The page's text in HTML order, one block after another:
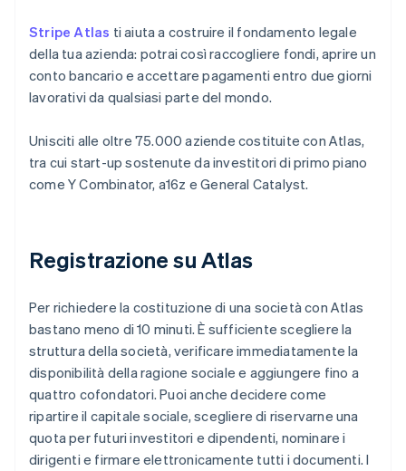
Stripe Atlas ti aiuta a costruire il fondamento legale
della tua azienda: potrai così raccogliere fondi, aprire un
conto bancario e accettare pagamenti entro due giorni
lavorativi da qualsiasi parte del mondo.
Unisciti alle oltre 75.000 aziende costituite con Atlas,
tra cui start-up sostenute da investitori di primo piano
come Y Combinator, a16z e General Catalyst.
Registrazione su Atlas
Per richiedere la costituzione di una società con Atlas
bastano meno di 10 minuti. È sufficiente scegliere la
struttura della società, verificare immediatamente la
disponibilità della ragione sociale e aggiungere fino a
quattro cofondatori. Puoi anche decidere come
ripartire il capitale sociale, scegliere di riservarne una
quota per futuri investitori e dipendenti, nominare i
dirigenti e firmare elettronicamente tutti i documenti. I